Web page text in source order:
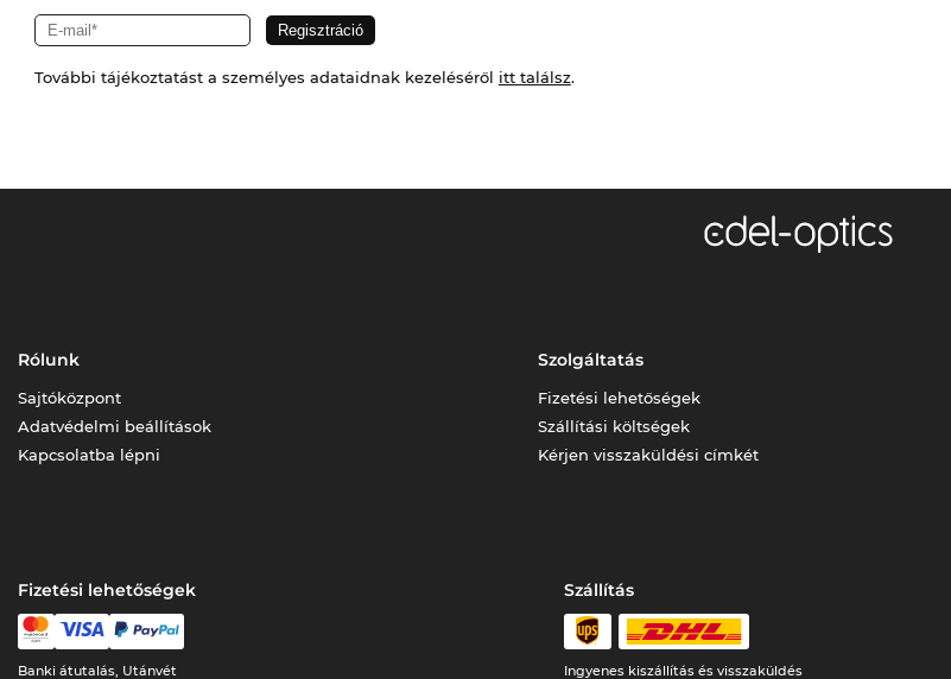
További tájékoztatást a személyes adataidnak kezeléséről itt találsz.
Rólunk
Sajtóközpont
Adatvédelmi beállítások
Kapcsolatba lépni
Szolgáltatás
Fizetési lehetőségek
Szállítási költségek
Kérjen visszaküldési címkét
Fizetési lehetőségek
Banki átutalás, Utánvét
Szállítás
Ingyenes kiszállítás és visszaküldés